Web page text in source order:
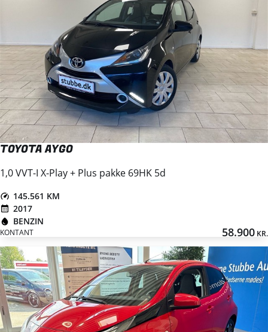
TOYOTA AYGO
1,0 VVT-I X-Play + Plus pakke 69HK 5d
145.561 KM
2017
BENZIN
KONTANT 58.900 KR.